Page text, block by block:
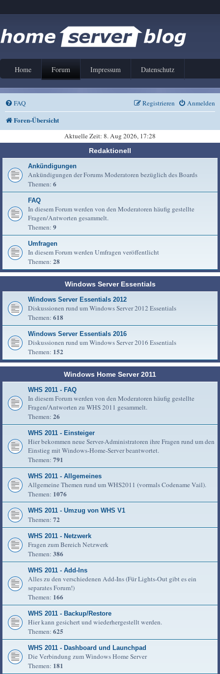
Home Forum Impressum Datenschutz
FAQ Anmelden
Registrieren
Foren-Übersicht
Aktuelle Zeit: 8. Aug 2026, 17:28
Redaktionell
Ankündigungen
Ankündigungen der Forums Moderatoren bezüglich des Boards
Themen: 6
FAQ
In diesem Forum werden von den Moderatoren häufig gestellte
Fragen/Antworten gesammelt.
Themen: 9
Umfragen
In diesem Forum werden Umfragen veröffentlicht
Themen: 28
Windows Server Essentials
Windows Server Essentials 2012
Diskussionen rund um Windows Server 2012 Essentials
Themen: 618
Windows Server Essentials 2016
Diskussionen rund um Windows Server 2016 Essentials
Themen: 152
Windows Home Server 2011
WHS 2011 - FAQ
In diesem Forum werden von den Moderatoren häufig gestellte
Fragen/Antworten zu WHS 2011 gesammelt.
Themen: 26
WHS 2011 - Einsteiger
Hier bekommen neue Server-Administratoren ihre Fragen rund um den
Einstieg mit Windows-Home-Server beantwortet.
Themen: 791
WHS 2011 - Allgemeines
Allgemeine Themen rund um WHS2011 (vormals Codename Vail).
Themen: 1076
WHS 2011 - Umzug von WHS V1
Themen: 72
WHS 2011 - Netzwerk
Fragen zum Bereich Netzwerk
Themen: 386
WHS 2011 - Add-Ins
Alles zu den verschiedenen Add-Ins (Für Lights-Out gibt es ein
separates Forum!)
Themen: 166
WHS 2011 - Backup/Restore
Hier kann gesichert und wiederhergestellt werden.
Themen: 625
WHS 2011 - Dashboard und Launchpad
Die Verbindung zum Windows Home Server
Themen: 181